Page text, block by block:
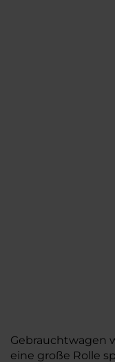
Gebrauchtwagen
eine große Rolle